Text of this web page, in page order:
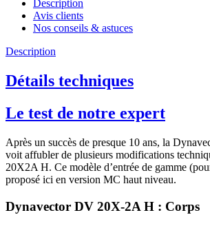
Description
Avis clients
Nos conseils & astuces
Description
Détails techniques
Le test de notre expert
Après un succès de presque 10 ans, la
voit affubler de plusieurs modifications
20X2A H. Ce modèle d’entrée de gamme
proposé ici en version MC haut niveau.
Dynavector DV 20X-2A H : Corps